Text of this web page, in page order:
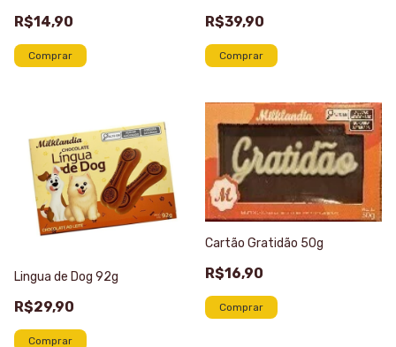
R$14,90 R$39,90
Lingua de Dog 92g
R$29,90
Cartão Gratidão 50g
R$16,90